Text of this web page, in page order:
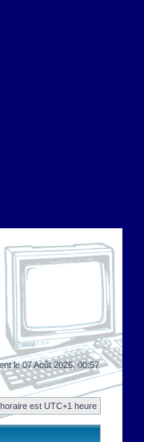
le 07 Août 2026, 00:57
est UTC+1 heure